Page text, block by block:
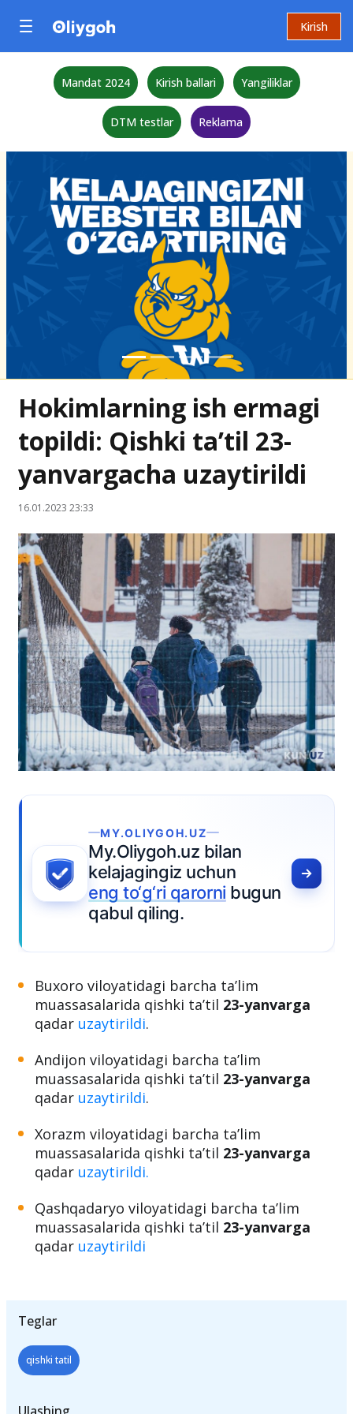
Kirish
Mandat 2024 Kirish ballari Yangiliklar
DTM testlar Reklama
Hokimlarning ish ermagi
topildi: Qishki ta’til 23-
yanvargacha uzaytirildi
16.01.2023 23:33
MY.OLIYGOH.UZ
My.Oliygoh.uz bilan
kelajagingiz uchun
eng to‘g‘ri qarorni bugun
qabul qiling.
muassasalarida qishki ta’til 23-yanvarga
qadaruzaytirildi.
muassasalarida qishki ta’til 23-yanvarga
qadaruzaytirildi.
muassasalarida qishki ta’til23-yanvarga
qadaruzaytirildi.
Teglar